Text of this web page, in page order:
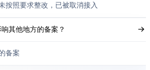
按照要求整改，已被取消接入
其他地方的备案？
备案